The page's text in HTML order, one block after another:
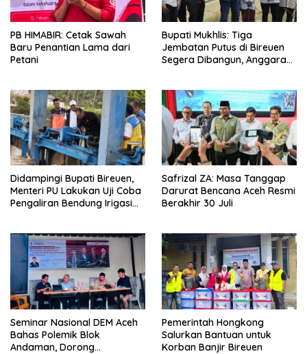
PB HIMABIR: Cetak Sawah
Baru Penantian Lama dari
Petani
Bupati Mukhlis: Tiga
Jembatan Putus di Bireuen
Segera Dibangun, Anggaran
Didampingi Bupati Bireuen,
Menteri PU Lakukan Uji Coba
Pengaliran Bendung Irigasi
Safrizal ZA: Masa Tanggap
Darurat Bencana Aceh Resmi
Berakhir 30 Juli
Seminar Nasional DEM Aceh
Bahas Polemik Blok
Andaman, Dorong
Pemerintah Hongkong
Salurkan Bantuan untuk
Korban Banjir Bireuen